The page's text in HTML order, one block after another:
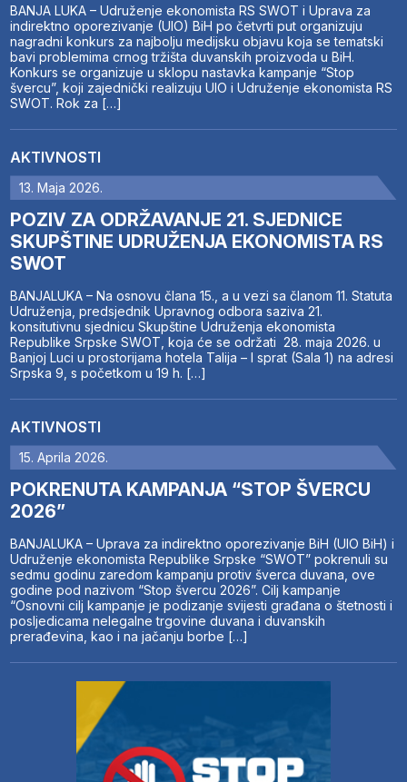
BANJA LUKA – Udruženje ekonomista RS SWOT i Uprava za
indirektno oporezivanje (UIO) BiH po četvrti put organizuju
nagradni konkurs za najbolju medijsku objavu koja se tematski
bavi problemima crnog tržišta duvanskih proizvoda u BiH.
Konkurs se organizuje u sklopu nastavka kampanje “Stop
švercu”, koji zajednički realizuju UIO i Udruženje ekonomista RS
SWOT. Rok za […]
AKTIVNOSTI
13. Maja 2026.
POZIV ZA ODRŽAVANJE 21. SJEDNICE
SKUPŠTINE UDRUŽENJA EKONOMISTA RS
SWOT
BANJALUKA – Na osnovu člana 15., a u vezi sa članom 11. Statuta
Udruženja, predsjednik Upravnog odbora saziva 21.
konsitutivnu sjednicu Skupštine Udruženja ekonomista
Republike Srpske SWOT, koja će se održati 28. maja 2026. u
Banjoj Luci u prostorijama hotela Talija – I sprat (Sala 1) na adresi
Srpska 9, s početkom u 19 h. […]
AKTIVNOSTI
15. Aprila 2026.
POKRENUTA KAMPANJA “STOP ŠVERCU
2026”
BANJALUKA – Uprava za indirektno oporezivanje BiH (UIO BiH) i
Udruženje ekonomista Republike Srpske “SWOT” pokrenuli su
sedmu godinu zaredom kampanju protiv šverca duvana, ove
godine pod nazivom “Stop švercu 2026”. Cilj kampanje
“Osnovni cilj kampanje je podizanje svijesti građana o štetnosti i
posljedicama nelegalne trgovine duvana i duvanskih
prerađevina, kao i na jačanju borbe […]